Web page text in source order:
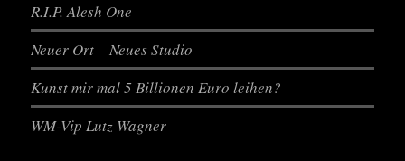
R.I.P. Alesh One
Neuer Ort – Neues Studio
Kunst mir mal 5 Billionen Euro leihen?
WM-Vip Lutz Wagner